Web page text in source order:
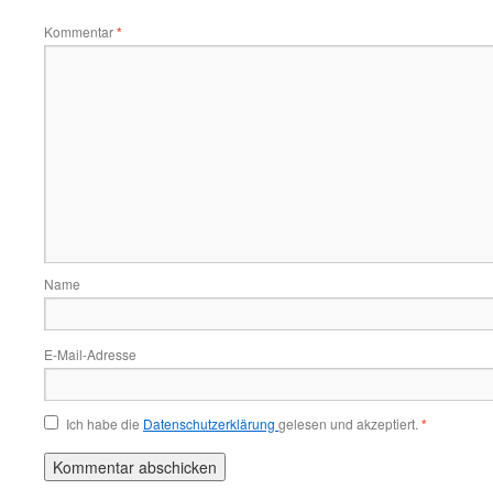
Kommentar*
Name
E-Mail-Adresse
Ich habe die Datenschutzerklärung gelesen und akzeptiert. *